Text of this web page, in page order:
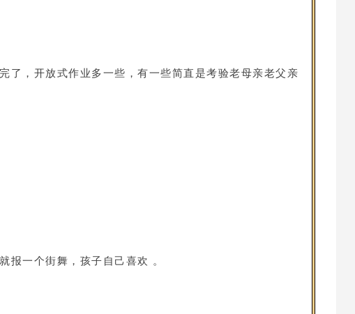
了，开放式作业多一些，有一些简直是考验老母亲老父亲
报一个街舞，孩子自己喜欢 。